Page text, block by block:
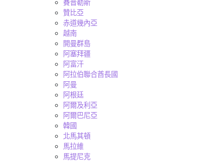
賽普勒斯
贊比亞
赤道幾內亞
越南
開曼群島
阿塞拜疆
阿富汗
阿拉伯聯合酋長國
阿曼
阿根廷
阿爾及利亞
阿爾巴尼亞
韓國
北馬其頓
馬拉維
馬提尼克